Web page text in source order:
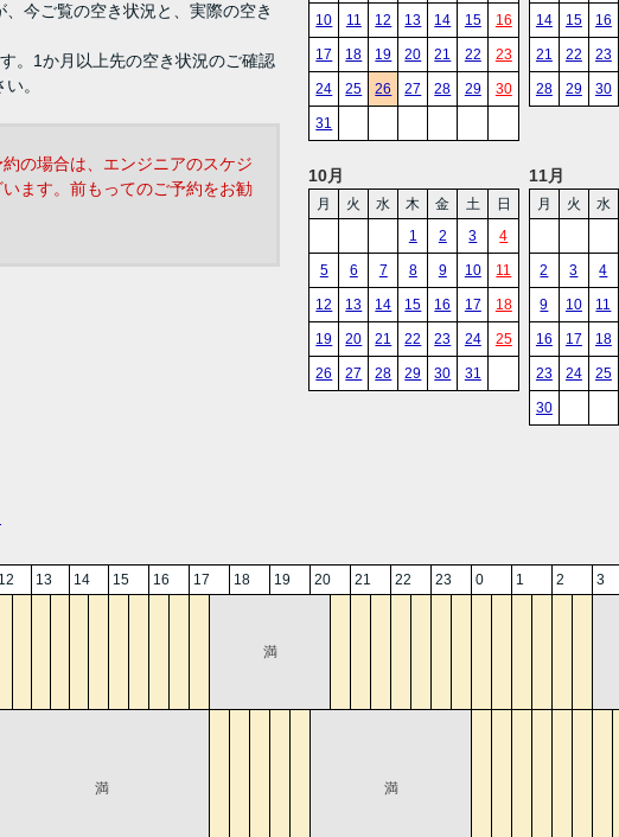
今ご覧の空き状況と、実際の空き
。1か月以上先の空き状況のご確認
。
の場合は、エンジニアのスケジ
ます。前もってのご予約をお勧
10 11 12 13 14 15 16
17 18 19 20 21 22 23
24 25 26 27 28 29 30
31
14 15 16
21 22 23
28 29 30
10月
月 火 水 木 金 土
日
1
2 3 4
5 6 7 8 9 10 11
12 13 14 15 16 17 18
19 20 21 22 23 24 25
26 27 28 29 30 31
11月
月 火 水
2 3 4
9 10 11
16 17 18
23 24 25
30
12 13 14 15 16 17 18 19 20 21 22 23 0 1 2 3
満
満 満